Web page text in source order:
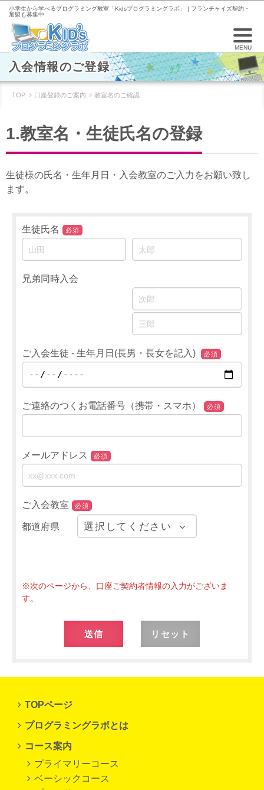
小学生から学べるプログラミング教室「Kidsプログラミングラボ」 | フランチャイズ契約・
加盟も募集中
MENU
入会情報のご登録
TOP 口座登録のご案内 教室名のご確認
1.教室名・生徒氏名の登録
生徒様の氏名・生年月日・入会教室のご入力をお願い致し
ます。
生徒氏名 必須
兄弟同時入会
ご入会生徒 - 生年月日(長男・長女を記入) 必須
ご連絡のつくお電話番号（携帯・スマホ） 必須
メールアドレス 必須
ご入会教室 必須
都道府県
※次のページから、口座ご契約者情報の入力がございま
す。
TOPページ
プログラミングラボとは
コース案内
プライマリーコース
ベーシックコース